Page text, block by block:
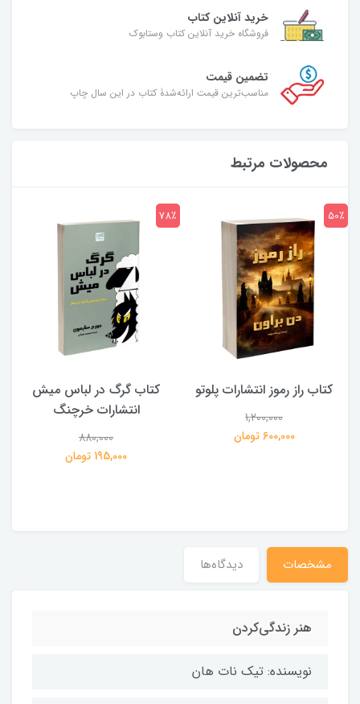
خرید آنلاین کتاب
فروشگاه خرید آنلاین کتاب وستابوک
تضمین قیمت
مناسب‌ترین قیمت ارائه‌شدۀ کتاب در این سال چاپ
محصولات مرتبط
کتاب راز رموز انتشارات پلوتو
1,200,000
600,000 تومان
50٪
کتاب گرگ در لباس میش
انتشارات خرچنگ
880,000
195,000 تومان
78٪
مشخصات دیدگاه‌ها
هنر زندگی‌کردن
نویسنده: تیک نات هان